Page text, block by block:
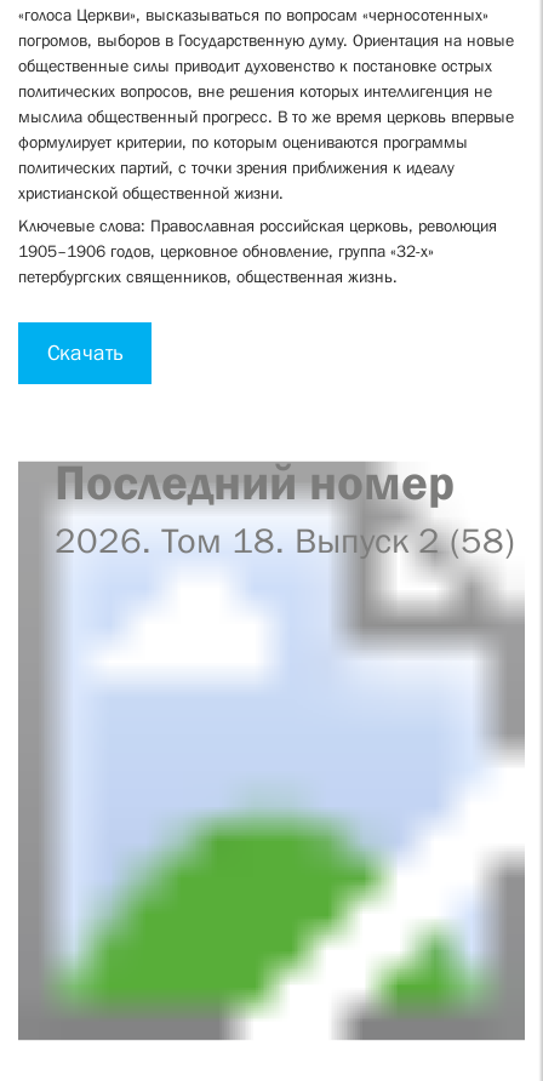
«голоса Церкви», высказываться по вопросам «черносотенных»
погромов, выборов в Государственную думу. Ориентация на новые
общественные силы приводит духовенство к постановке острых
политических вопросов, вне решения которых интеллигенция не
мыслила общественный прогресс. В то же время церковь впервые
формулирует критерии, по которым оцениваются программы
политических партий, с точки зрения приближения к идеалу
христианской общественной жизни.
Ключевые слова: Православная российская церковь, революция
1905–1906 годов, церковное обновление, группа «32-х»
петербургских священников, общественная жизнь.
Скачать
Последний номер
2026. Том 18. Выпуск 2 (58)